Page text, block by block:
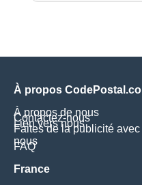
À propos CodePostal.co
À propos de nous
Contactez-nous
Lien vers nous
Faites de la publicité avec
nous
FAQ
France